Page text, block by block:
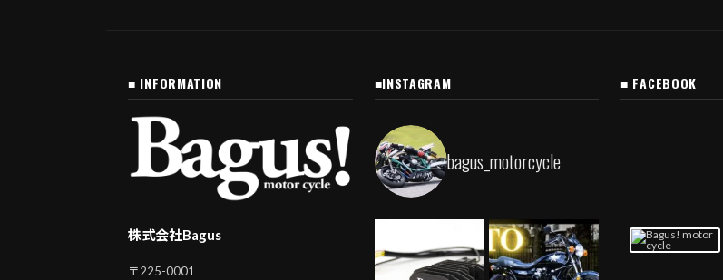
■ INFORMATION
株式会社Bagus
〒225-0001
■INSTAGRAM
bagus_motorcycle
■ FACEBOOK